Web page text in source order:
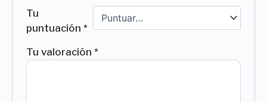
Tu
puntuación*
Tu valoración*